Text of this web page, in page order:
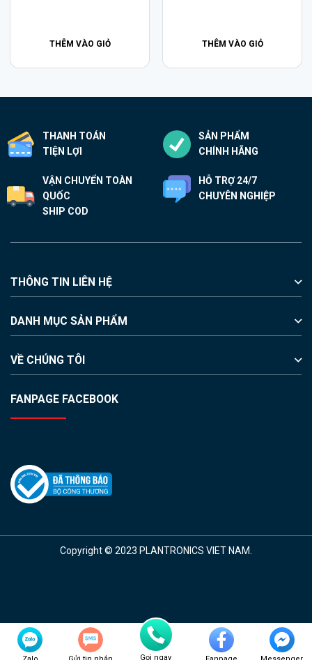
THÊM VÀO GIỎ THÊM VÀO GIỎ
THANH TOÁN
TIỆN LỢI
SẢN PHẨM
CHÍNH HÃNG
VẬN CHUYỂN TOÀN
QUỐC
SHIP COD
HỖ TRỢ 24/7
CHUYÊN NGHIỆP
THÔNG TIN LIÊN HỆ
DANH MỤC SẢN PHẨM
VỀ CHÚNG TÔI
FANPAGE FACEBOOK
Copyright © 2023 PLANTRONICS VIET NAM.
Gọi ngay